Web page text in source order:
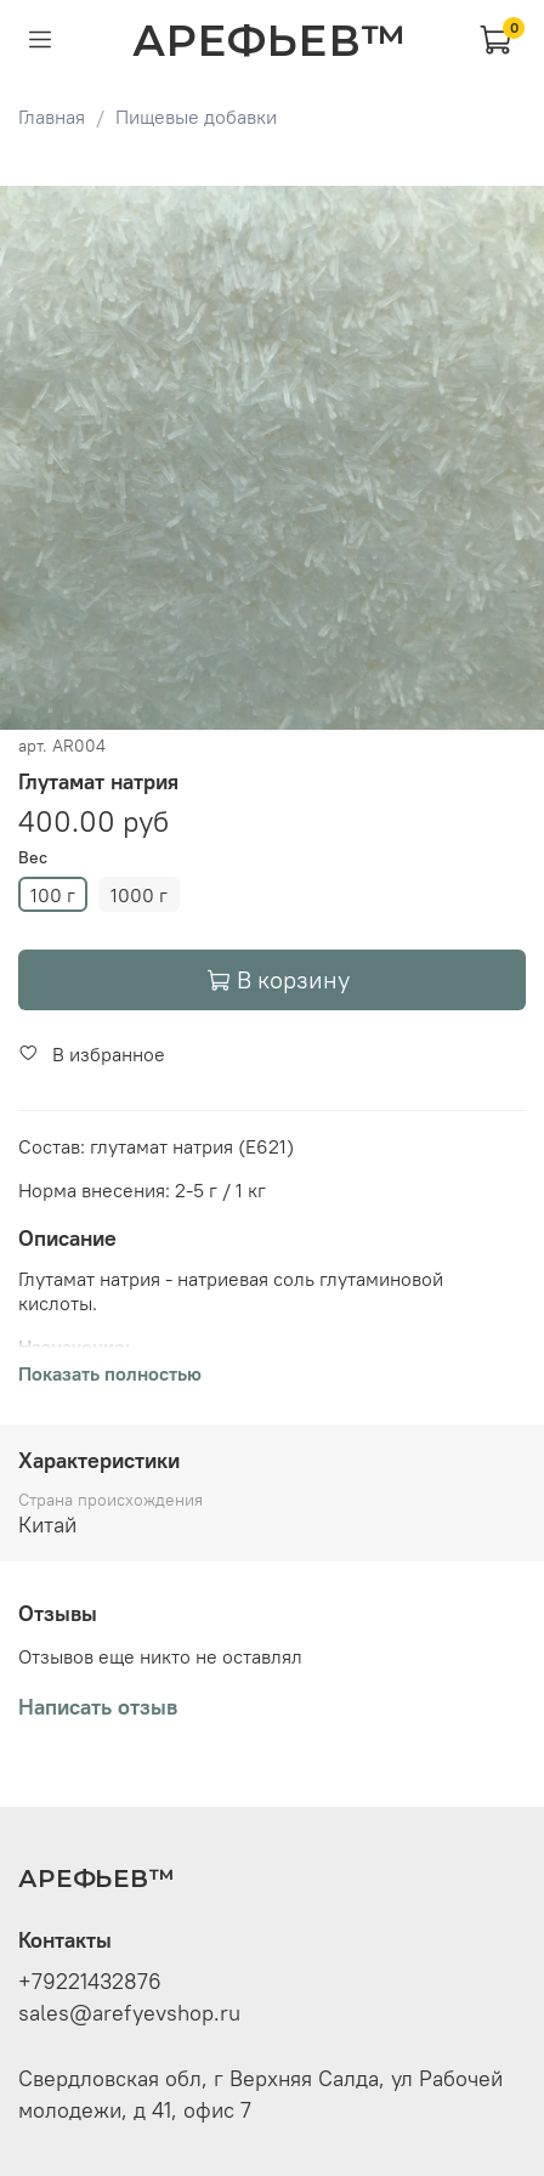
АРЕФЬЕВ™ 0
Главная Пищевые добавки
арт. AR004
Глутамат натрия
400.00 руб
Вес
100 г 1000 г
В корзину
В избранное
Состав: глутамат натрия (Е621)
Норма внесения: 2-5 г / 1 кг
Описание
Глутамат натрия - натриевая соль глутаминовой
кислоты.
Назначение:
составляющих вкуса и запаха;
для длительного хранения;
усиление естественного вкуса и аромата
при изготовлении продуктов с применением в
мясопродуктов:
Цельномышечные деликатесы
Рубленые полуфабрикаты
Показать полностью
Характеристики
Страна происхождения
Китай
Отзывы
Отзывов еще никто не оставлял
Написать отзыв
АРЕФЬЕВ™
Контакты
+79221432876
sales@arefyevshop.ru
Свердловская обл, г Верхняя Салда, ул Рабочей
молодежи, д 41, офис 7